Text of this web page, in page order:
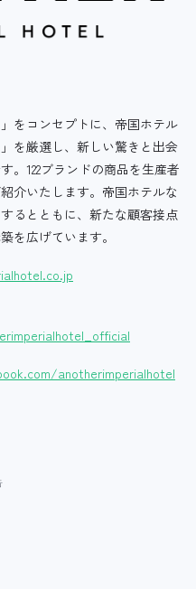
をコンセプトに、帝国ホテル
を厳選し、新しい驚きと出会
。122ブランドの商品を生産者
介いたします。帝国ホテルな
るとともに、新たな顧客接点
を広げています。
anotherimperialhotel